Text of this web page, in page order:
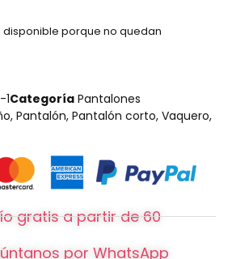
disponible porque no quedan
Categoría Pantalones
, Pantalón, Pantalón corto, Vaquero,
gratis a partir de 60
por WhatsApp